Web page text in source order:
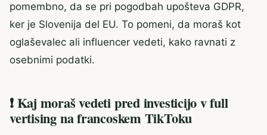
pomembno, da se pri pogodbah upošteva GDPR,
ker je Slovenija del EU. To pomeni, da moraš kot
oglaševalec ali influencer vedeti, kako ravnati z
osebnimi podatki.
❗ Kaj moraš vedeti pred investicijo v full
vertising na francoskem TikToku